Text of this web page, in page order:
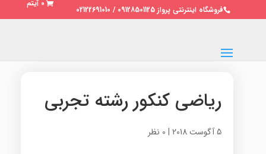
فروشگاه اینترنتی پرواز 09128501125 / 02122691010
0 آیتم
ریاضی کنکور رشته تجربی
5 آگوست 2018 | 0 نظر